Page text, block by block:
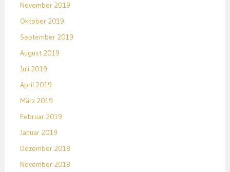
November 2019
Oktober 2019
September 2019
August 2019
Juli 2019
April 2019
März 2019
Februar 2019
Januar 2019
Dezember 2018
November 2018